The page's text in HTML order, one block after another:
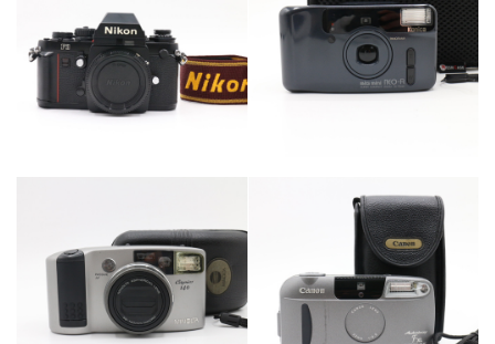
カテゴリー カメラ・レンズ カメラ・レンズ
カテゴリー カメラ・レンズ カテゴリー カメラ・レンズ